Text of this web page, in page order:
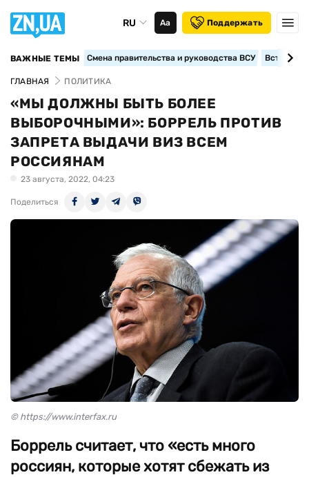
RU Аа Поддержать
ВАЖНЫЕ ТЕМЫ Смена правительства и руководства ВСУ
ГЛАВНАЯ ПОЛИТИКА
«МЫ ДОЛЖНЫ БЫТЬ БОЛЕЕ
ВЫБОРОЧНЫМИ»: БОРРЕЛЬ ПРОТИВ
ЗАПРЕТА ВЫДАЧИ ВИЗ ВСЕМ
РОССИЯНАМ
23 августа, 2022, 04:23
Поделиться
© https://www.interfax.ru
Боррель считает, что «есть много
россиян, которые хотят сбежать из